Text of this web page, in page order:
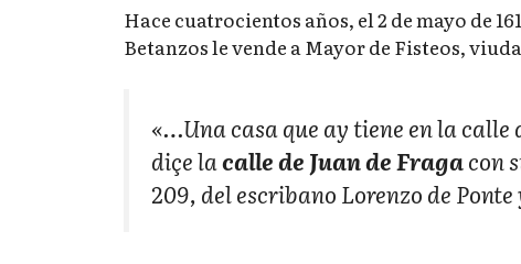
Hace cuatrocientos años, el 2 de mayo de
Betanzos le vende a Mayor de Fisteos,
«…Una casa que ay tiene en la
diçe lacalle de Juan de Fragacon
209, del escribano Lorenzo de